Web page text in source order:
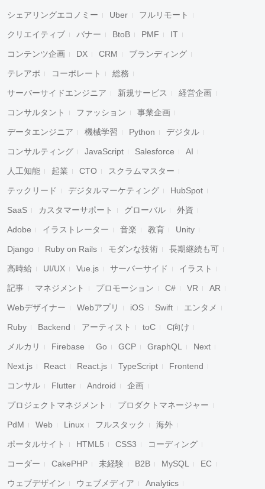
シェアリングエコノミー Uber フルリモート
クリエイティブ バナー BtoB PMF IT
コンテンツ企画 DX CRM ブランディング
テレアポ コーポレート 総務
サーバーサイドエンジニア 新規サービス 経営企画
コンサルタント ファッション 事業企画
データエンジニア 機械学習 Python デジタル
コンサルティング JavaScript Salesforce AI
人工知能 起業 CTO スクラムマスター
テックリード デジタルマーケティング HubSpot
SaaS カスタマーサポート グローバル 外資
Adobe イラストレーター 音楽 教育 Unity
Django Ruby on Rails モダンな技術 長期継続も可
高時給 UI/UX Vue.js サーバーサイド イラスト
記事 マネジメント プロモーション C# VR AR
Webデザイナー Webアプリ iOS Swift エンタメ
Ruby Backend アーティスト toC C向け
メルカリ Firebase Go GCP GraphQL Next
Next.js React React.js TypeScript Frontend
コンサル Flutter Android 企画
プロジェクトマネジメント プロダクトマネージャー
PdM Web Linux フルスタック 海外
ポータルサイト HTML5 CSS3 コーディング
コーダー CakePHP 未経験 B2B MySQL EC
ウェブデザイン ウェブメディア Analytics